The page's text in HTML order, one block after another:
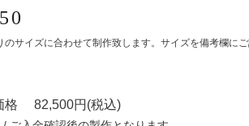
のサイズに合わせて制作致します。サイズを備考欄にご
格 82,500円(税込)